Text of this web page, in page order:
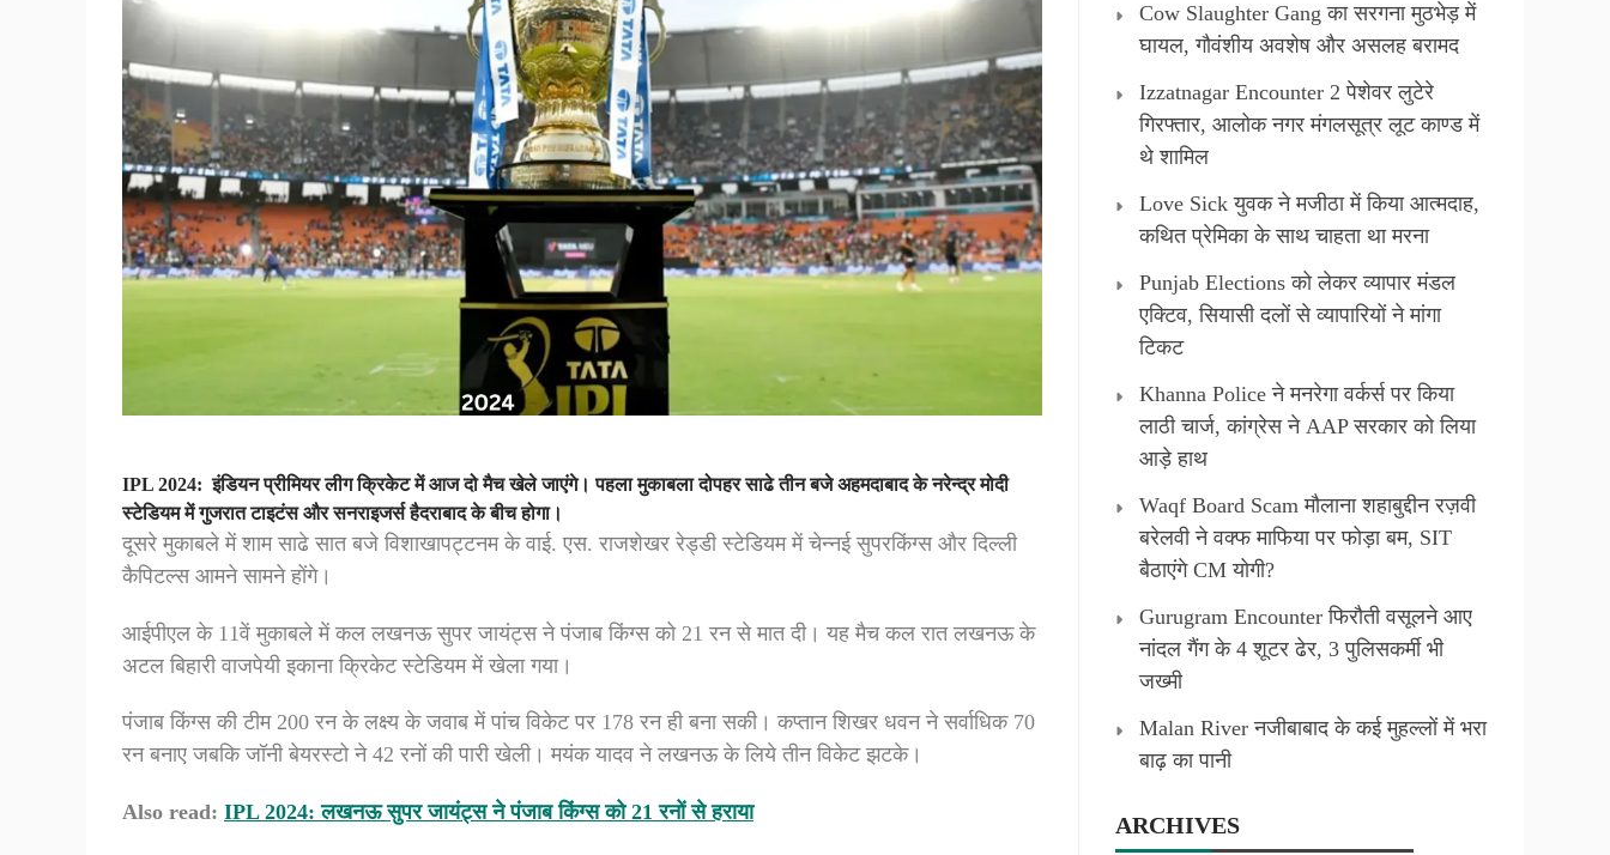
IPL 2024: इंडियन प्रीमियर लीग क्रिकेट में आज दो मैच खेले जाएंगे। पहला मुकाबला दोपहर साढे तीन बजे अहमदाबाद के नरेन्‍द्र मोदी
स्टेडियम में गुजरात टाइटंस और सनराइजर्स हैदराबाद के बीच होगा।
दूसरे मुकाबले में शाम साढे सात बजे विशाखापट्टनम के वाई. एस. राजशेखर रेड्डी स्टेडियम में चेन्‍नई सुपरकिंग्‍स और दिल्ली
कैपिटल्स आमने सामने होंगे।
आईपीएल के 11वें मुकाबले में कल लखनऊ सुपर जायंट्स ने पंजाब किंग्स को 21 रन से मात दी। यह मैच कल रात लखनऊ के
अटल बिहारी वाजपेयी इकाना क्रिकेट स्टेडियम में खेला गया।
पंजाब किंग्स की टीम 200 रन के लक्ष्‍य के जवाब में पांच विकेट पर 178 रन ही बना सकी। कप्तान शिखर धवन ने सर्वाधिक 70
रन बनाए जबकि जॉनी बेयरस्‍टो ने 42 रनों की पारी खेली। मयंक यादव ने लखनऊ के लिये तीन विकेट झटके।
Also read: IPL 2024: लखनऊ सुपर जायंट्स ने पंजाब किंग्स को 21 रनों से हराया
Cow Slaughter Gang का सरगना मुठभेड़ में
घायल, गौवंशीय अवशेष और असलह बरामद
Izzatnagar Encounter 2 पेशेवर लुटेरे
गिरफ्तार, आलोक नगर मंगलसूत्र लूट काण्‍ड में
थे शामिल
Love Sick युवक ने मजीठा में किया आत्मदाह,
कथित प्रेमिका के साथ चाहता था मरना
Punjab Elections को लेकर व्यापार मंडल
एक्टिव, सियासी दलों से व्यापारियों ने मांगा
टिकट
Khanna Police ने मनरेगा वर्कर्स पर किया
लाठी चार्ज, कांग्रेस ने AAP सरकार को लिया
आड़े हाथ
Waqf Board Scam मौलाना शहाबुद्दीन रज़वी
बरेलवी ने वक्फ माफिया पर फोड़ा बम, SIT
बैठाएंगे CM योगी?
Gurugram Encounter फिरौती वसूलने आए
नांदल गैंग के 4 शूटर ढेर, 3 पुलिसकर्मी भी
जख्मी
Malan River नजीबाबाद के कई मुहल्लों में भरा
बाढ़ का पानी
ARCHIVES